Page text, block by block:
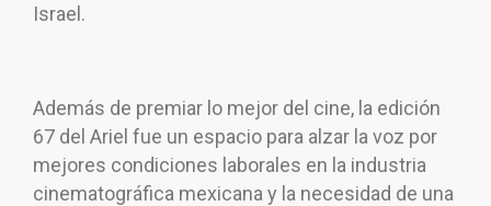
Israel.
Además de premiar lo mejor del cine, la edición
67 del Ariel fue un espacio para alzar la voz por
mejores condiciones laborales en la industria
cinematográfica mexicana y la necesidad de una